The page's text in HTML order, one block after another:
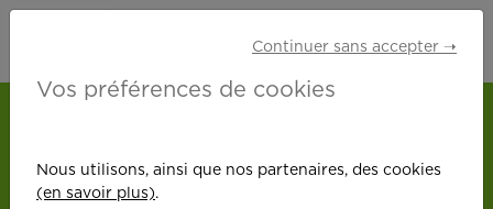
Retour
Continuer sans accepter ➝
Vos préférences de cookies
Nous utilisons, ainsi que nos partenaires, des cookies
(en savoir plus).